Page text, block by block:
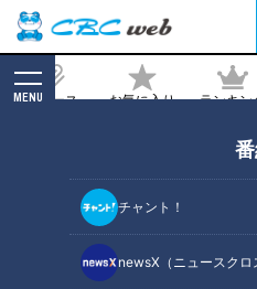
ニュース お気に入り ランキン
MENU
チャント！
newsX（ニュースクロ
上陸！ 名古屋みなと
の商品とは！？
2023/12/19 17:00